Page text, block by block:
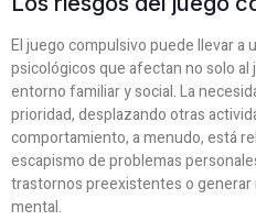
El juego compulsivo puede llevar a
psicológicos que afectan no solo al
entorno familiar y social. La
prioridad, desplazando otras
comportamiento, a menudo, está
escapismo de problemas
trastornos preexistentes o generar
mental.